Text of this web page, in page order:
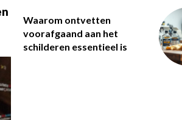
Waarom ontvetten
voorafgaand aan het
schilderen essentieel is